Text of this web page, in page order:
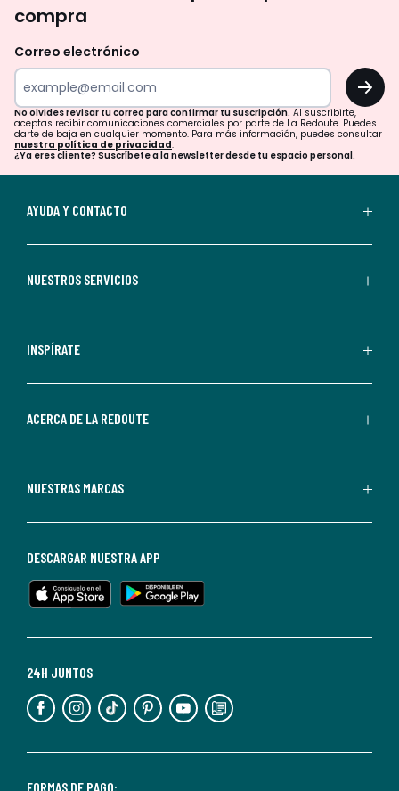
tu
para
confirmar
tu
suscripción.
aceptas
comerciales
personalizadas
parte
Redoute.
de
en
cualquier
Para
información,
puedes
nuestra
compra
Correo electrónico
OK
No olvides revisar tu correo para confirmar tu suscripción. Al suscribirte,
aceptas recibir comunicaciones comerciales por parte de La Redoute. Puedes
darte de baja en cualquier momento. Para más información, puedes consultar
nuestra política de privacidad.
¿Ya eres cliente? Suscríbete a la newsletter desde tu espacio personal.
AYUDA Y CONTACTO
NUESTROS SERVICIOS
INSPÍRATE
ACERCA DE LA REDOUTE
NUESTRAS MARCAS
FORMAS DE PAGO:
24H JUNTOS
DESCARGAR NUESTRA APP